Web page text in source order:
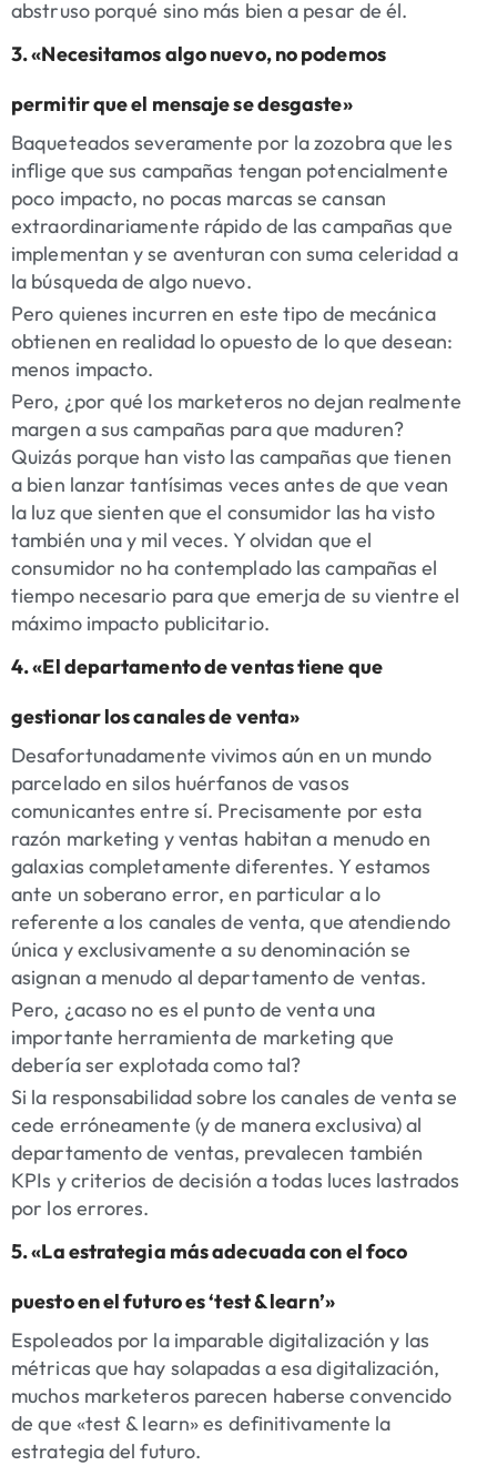
abstruso porqué sino más bien a pesar de él.
3. «Necesitamos algo nuevo, no podemos
permitir que el mensaje se desgaste»
Baqueteados severamente por la zozobra que les
inflige que sus campañas tengan potencialmente
poco impacto, no pocas marcas se cansan
extraordinariamente rápido de las campañas que
implementan y se aventuran con suma celeridad a
la búsqueda de algo nuevo.
Pero quienes incurren en este tipo de mecánica
obtienen en realidad lo opuesto de lo que desean:
menos impacto.
Pero, ¿por qué los marketeros no dejan realmente
margen a sus campañas para que maduren?
Quizás porque han visto las campañas que tienen
a bien lanzar tantísimas veces antes de que vean
la luz que sienten que el consumidor las ha visto
también una y mil veces. Y olvidan que el
consumidor no ha contemplado las campañas el
tiempo necesario para que emerja de su vientre el
máximo impacto publicitario.
4. «El departamento de ventas tiene que
gestionar los canales de venta»
Desafortunadamente vivimos aún en un mundo
parcelado en silos huérfanos de vasos
comunicantes entre sí. Precisamente por esta
razón marketing y ventas habitan a menudo en
galaxias completamente diferentes. Y estamos
ante un soberano error, en particular a lo
referente a los canales de venta, que atendiendo
única y exclusivamente a su denominación se
asignan a menudo al departamento de ventas.
Pero, ¿acaso no es el punto de venta una
importante herramienta de marketing que
debería ser explotada como tal?
Si la responsabilidad sobre los canales de venta se
cede erróneamente (y de manera exclusiva) al
departamento de ventas, prevalecen también
KPIs y criterios de decisión a todas luces lastrados
por los errores.
5. «La estrategia más adecuada con el foco
puesto en el futuro es ‘test & learn’»
Espoleados por la imparable digitalización y las
métricas que hay solapadas a esa digitalización,
muchos marketeros parecen haberse convencido
de que «test & learn» es definitivamente la
estrategia del futuro.